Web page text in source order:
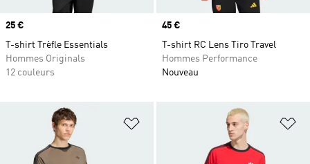
Prix
25 €
T-shirt Trèfle Essentials
Hommes Originals
12 couleurs
Prix
45 €
T-shirt RC Lens Tiro Travel
Hommes Performance
Nouveau
Ajouter à la Liste de produits